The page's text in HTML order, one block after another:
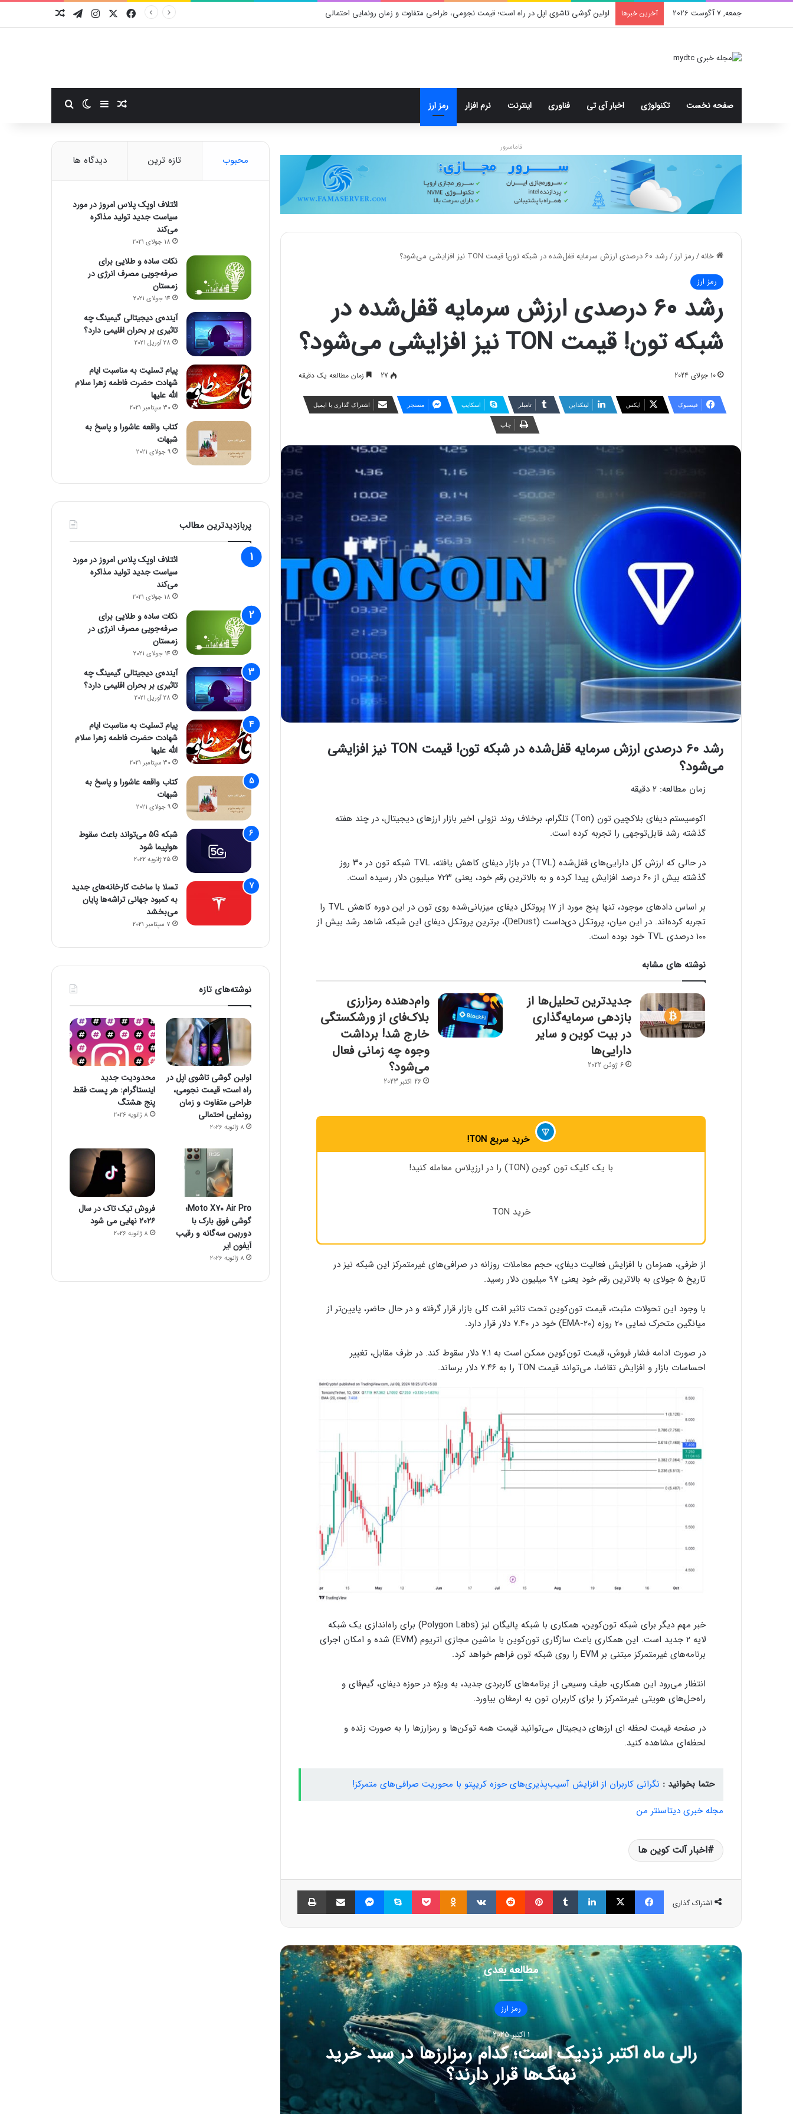
جمعه, 7 آگوست 2026 آخرین خبرها اولین گوشی تاشوی اپل در راه است؛ قیمت نجومی، طراحی متفاوت و زمان رونمایی احتمالی فیسبوکایکس اینستاگرام
تلگرام
صفحه نخست تکنولوژی اخبار آی تی فناوری اینترنت نرم افزار رمز ارز نوشته تصادفی
سایدبارتغییر پوسته
فاماسرور
خانه/رمز ارز/رشد ۶۰ درصدی ارزش سرمایه قفل‌شده در شبکه تون‌! قیمت TON نیز افزایشی می‌شود؟
رمز ارز
رشد ۶۰ درصدی ارزش سرمایه قفل‌شده در
شبکه تون‌! قیمت TON نیز افزایشی می‌شود؟
10 جولای 2024 27 زمان مطالعه یک دقیقه
فیسبوک ایکس لینکداین تامبلر اسکایپ مسنجر اشتراک گذاری با ایمیل
چاپ
رشد ۶۰ درصدی ارزش سرمایه قفل‌شده در شبکه تون‌! قیمت TON نیز افزایشی
می‌شود؟
زمان مطالعه: 2 دقیقه
اکوسیستم دیفای بلاکچین تون (Ton) تلگرام، برخلاف روند نزولی اخیر بازار ارزهای دیجیتال، در چند هفته
گذشته رشد قابل‌توجهی را تجربه کرده است.
در حالی که ارزش کل دارایی‌های قفل‌شده (TVL) در بازار دیفای کاهش یافته، TVL شبکه تون‌ در ۳۰ روز
گذشته بیش از ۶۰ درصد افزایش پیدا کرده و به بالاترین رقم خود، یعنی ۷۲۳ میلیون دلار رسیده است.
بر اساس دادهای موجود، تنها پنج مورد از ۱۷ پروتکل دیفای میزبانی‌شده روی تون‌ در این دوره کاهش TVL را
تجربه کرده‌اند. در این میان، پروتکل دی‌داست (DeDust)، برترین پروتکل دیفای این شبکه، شاهد رشد بیش از
۱۰۰ درصدی TVL خود بوده است.
نوشته های مشابه
جدیدترین تحلیل‌ها از
بازدهی سرمایه‌گذاری
در بیت کوین و سایر
دارایی‌ها
6 ژوئن 2022
وام‌دهنده رمزارزی
بلاک‌فای از ورشکستگی
خارج شد! برداشت
وجوه چه زمانی فعال
می‌شود؟
26 اکتبر 2023
خرید سریع TON!
با یک کلیک تون کوین (TON) را در ارزپلاس معامله کنید!
خرید TON
از طرفی، همزمان با افزایش فعالیت دیفای، حجم معاملات روزانه در صرافی‌های غیرمتمرکز این شبکه نیز در
تاریخ ۵ جولای به بالاترین رقم خود یعنی ۹۷ میلیون دلار رسید.
با وجود این تحولات مثبت، قیمت تون‌کوین تحت تاثیر افت کلی بازار قرار گرفته و در حال حاضر، پایین‌تر از
میانگین متحرک نمایی ۲۰ روزه (EMA-۲۰) خود در ۷.۴۰ دلار قرار دارد.
در صورت ادامه فشار فروش، قیمت تون‌کوین ممکن است به ۷.۱ دلار سقوط کند. در طرف مقابل، تغییر
احساسات بازار و افزایش تقاضا، می‌تواند قیمت TON را به ۷.۴۶ دلار برساند.
خبر مهم دیگر برای شبکه تون‌کوین، همکاری با شبکه پالیگان لبز (Polygon Labs) برای راه‌اندازی یک شبکه
لایه ۲ جدید است. این همکاری باعث سازگاری تون‌کوین با ماشین مجازی اتریوم (EVM) شده و امکان اجرای
برنامه‌های غیرمتمرکز مبتنی بر EVM را روی شبکه تون فراهم خواهد کرد.
انتظار می‌رود این همکاری، طیف وسیعی از برنامه‌های کاربردی جدید، به ویژه در حوزه دیفای، گیم‌فای و
راه‌حل‌های هویتی غیرمتمرکز را برای کاربران تون به ارمغان بیاورد.
در صفحه قیمت لحظه ای ارزهای دیجیتال می‌توانید قیمت همه توکن‌ها و رمزارزها را به صورت زنده و
لحظه‌ای مشاهده کنید.
حتما بخوانید : نگرانی‌ کاربران از افزایش آسیب‌پذیری‌های حوزه کریپتو با محوریت صرافی‌های متمرکز!
مجله خبری دیتاسنتر من
اخبار آلت کوین ها
اشتراک گذاری
فیسبوک ایکس لینکداین تامبلر پینتریست Reddit
VKontakte
Odnoklassniki پاکت اسکایپ مسنجر اشتراک گذاری با ایمیل
مطالعه بعدی
رمز ارز
1 اکتبر 2025
دولت آمریکا رسما تعطیل شد! فرصت یا تهدیدی برای
بازار ارزهای دیجیتال؟
محبوب تازه ترین دیدگاه ها
ائتلاف اوپک پلاس امروز در مورد
سیاست جدید تولید مذاکره
می‌کند
18 جولای 2021
نکات ساده و طلایی برای
صرفه‌جویی مصرف انرژی در
زمستان
14 جولای 2021
آینده‌ی دیجیتالی گیمینگ چه
تاثیری بر بحران اقلیمی دارد؟
28 آوریل 2021
پیام تسلیت به مناسبت ایام
شهادت حضرت فاطمه زهرا سلام
الله علیها
30 سپتامبر 2021
کتاب واقعه عاشورا و پاسخ به
شبهات
9 جولای 2021
پربازدیدترین مطالب
ائتلاف اوپک پلاس امروز در مورد
سیاست جدید تولید مذاکره
می‌کند
18 جولای 2021
نکات ساده و طلایی برای
صرفه‌جویی مصرف انرژی در
زمستان
14 جولای 2021
آینده‌ی دیجیتالی گیمینگ چه
تاثیری بر بحران اقلیمی دارد؟
28 آوریل 2021
پیام تسلیت به مناسبت ایام
شهادت حضرت فاطمه زهرا سلام
الله علیها
30 سپتامبر 2021
کتاب واقعه عاشورا و پاسخ به
شبهات
9 جولای 2021
شبکه 5G می‌تواند باعث سقوط
هواپیما شود
25 ژانویه 2022
تسلا با ساخت کارخانه‌های جدید
به کمبود جهانی تراشه‌ها پایان
می‌بخشد
7 سپتامبر 2021
نوشته‌های تازه
اولین گوشی تاشوی اپل در
راه است؛ قیمت نجومی،
طراحی متفاوت و زمان
رونمایی احتمالی
8 ژانویه 2026
محدودیت جدید
اینستاگرام: هر پست فقط
پنج هشتگ
8 ژانویه 2026
Moto X70 Air Pro؛
گوشی فوق بارک با
دوربین سه‌گانه و رقیب
آیفون ایر
8 ژانویه 2026
فروش تیک تاک در سال
۲۰۲۶ نهایی می شود
8 ژانویه 2026